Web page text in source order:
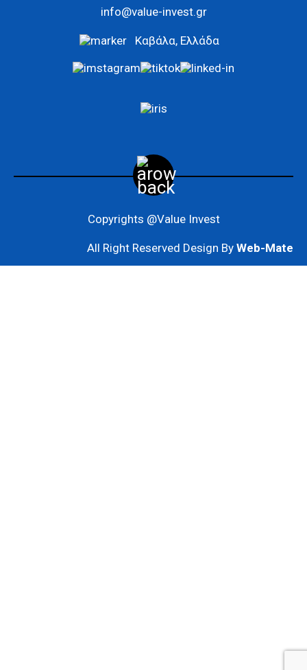
info@value-invest.gr
Καβάλα, Ελλάδα
Copyrights @Value Invest
All Right Reserved Design By Web-Mate